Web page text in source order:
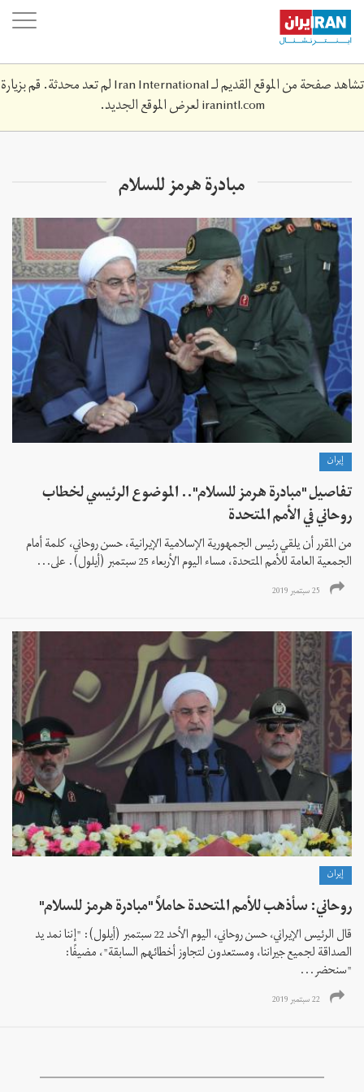
Skip
main
content
تشاهد صفحة من الموقع القديم لـ Iran International لم تعد محدثة. قم بزيارة
iranintl.comلعرض الموقع الجديد.
مبادرة هرمز للسلام
إيران
تفاصيل "مبادرة هرمز للسلام".. الموضوع الرئيسي لخطاب
روحاني في الأمم المتحدة
من المقرر أن يلقي رئيس الجمهورية الإسلامية الإيرانية، حسن روحاني، كلمة أمام
الجمعية العامة للأمم المتحدة، مساء اليوم الأربعاء 25 سبتمبر (أيلول). على...
25 سبتمبر 2019
إيران
روحاني: سأذهب للأمم المتحدة حاملاً "مبادرة هرمز للسلام"
قال الرئيس الإيراني، حسن روحاني، اليوم الأحد 22 سبتمبر (أيلول): "إننا نمد ید
الصداقة لجميع جيراننا، ومستعدون لتجاوز أخطائهم السابقة"، مضيفًا:
"سنحضر...
22 سبتمبر 2019